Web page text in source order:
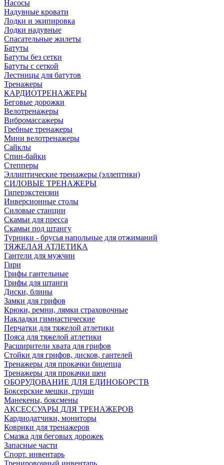
Насосы
Надувные кровати
Лодки и экипировка
Лодки надувные
Спасательные жилеты
Батуты
Батуты без сетки
Батуты с сеткой
Лестницы для батутов
Тренажеры
КАРДИОТРЕНАЖЕРЫ
Беговые дорожки
Велотренажеры
Вибромассажеры
Гребные тренажеры
Мини велотренажеры
Сайклы
Спин-байки
Степперы
Эллиптические тренажеры (эллептики)
СИЛОВЫЕ ТРЕНАЖЕРЫ
Гиперэкстензии
Инверсионные столы
Силовые станции
Скамьи для пресса
Скамьи под штангу
Турники - брусья напольные для отжиманий
ТЯЖЕЛАЯ АТЛЕТИКА
Гантели для мужчин
Гири
Грифы гантельные
Грифы для штанги
Диски, блины
Замки для грифов
Крюки, ремни, лямки страховочные
Накладки гимнастические
Перчатки для тяжелой атлетики
Пояса для тяжелой атлетики
Расширители хвата для грифов
Стойки для грифов, дисков, гантелей
Тренажеры для прокачки бицепца
Тренажеры для прокачки шеи
ОБОРУДОВАНИЕ ДЛЯ ЕДИНОБОРСТВ
Боксерские мешки, груши
Манекены, боксмены
АКСЕССУАРЫ ДЛЯ ТРЕНАЖЕРОВ
Кардиодатчики, мониторы
Коврики для тренажеров
Смазка для беговых дорожек
Запасные части
Спорт. инвентарь
Тренировочный инвентарь